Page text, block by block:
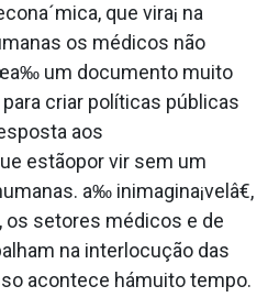
que vira¡ na
os médicos não
um documento muito
criar políticas públicas
aos
estãopor vir sem um
a‰ inimagina¡velâ€,
os setores médicos e de
na interlocução das
acontece hámuito tempo.